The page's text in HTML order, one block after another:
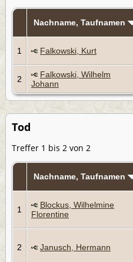
Nachname, Taufnamen
1 Falkowski, Kurt
2
Falkowski, Wilhelm
Johann
Tod
Treffer 1 bis 2 von 2
Nachname, Taufnamen
1
Blockus, Wilhelmine
Florentine
2 Janusch, Hermann